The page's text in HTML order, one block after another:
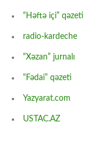
“Həftə içi” qəzeti
radio-kardeche
“Xəzan” jurnalı
“Fədai” qəzeti
Yazyarat.com
USTAC.AZ